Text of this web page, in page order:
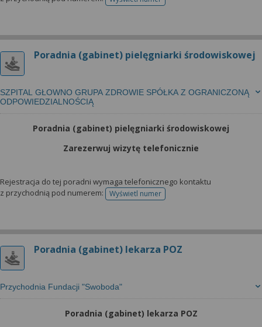
telefonu do rejestracji
Poradnia (gabinet) pielęgniarki środowiskowej
SZPITAL GŁOWNO GRUPA ZDROWIE SPÓŁKA Z OGRANICZONĄ
ODPOWIEDZIALNOŚCIĄ
Poradnia (gabinet) pielęgniarki środowiskowej
Zarezerwuj wizytę telefonicznie
Rejestracja do tej poradni wymaga telefonicznego kontaktu
z przychodnią pod numerem:
Wyświetl numertelefonu do rejestracji
Poradnia (gabinet) lekarza POZ
Przychodnia Fundacji "Swoboda"
Poradnia (gabinet) lekarza POZ